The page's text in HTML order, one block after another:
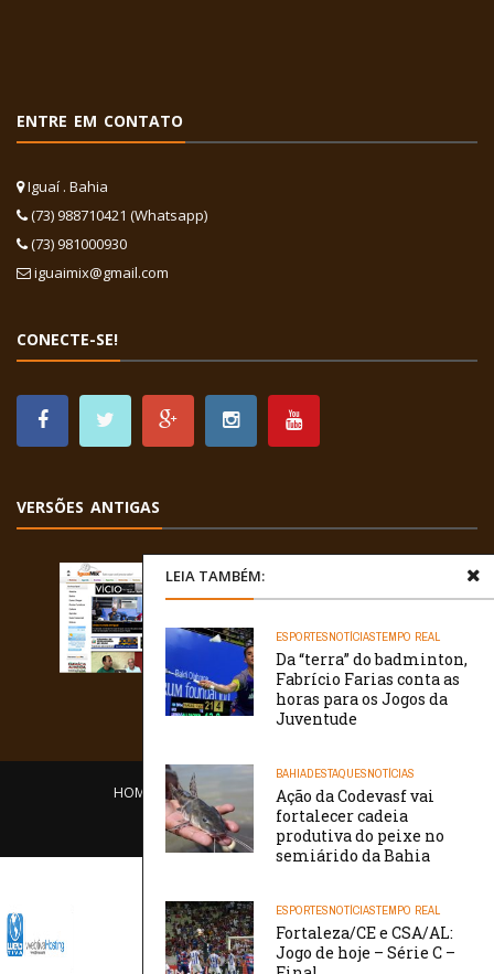
LEIA TAMBÉM:
ESPORTESNOTÍCIASTEMPO REAL
Da “terra” do badminton,
Fabrício Farias conta as
horas para os Jogos da
Juventude
BAHIADESTAQUESNOTÍCIAS
Ação da Codevasf vai
fortalecer cadeia
produtiva do peixe no
semiárido da Bahia
ESPORTESNOTÍCIASTEMPO REAL
Fortaleza/CE e CSA/AL:
Jogo de hoje – Série C –
ENTRE EM CONTATO
Iguaí . Bahia
(73) 988710421 (Whatsapp)
(73) 981000930
iguaimix@gmail.com
CONECTE-SE!
VERSÕES ANTIGAS
HOME EQUIPE O PORTAL CONTATO
/// WebtivaHOSTING